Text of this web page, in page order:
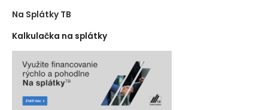
Na Splátky TB
Kalkulačka na splátky